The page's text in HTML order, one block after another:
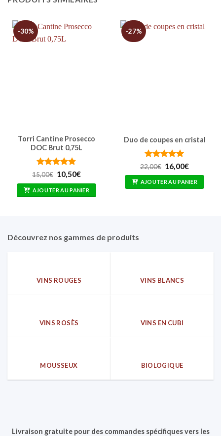
-30%
Torri Cantine Prosecco
DOC Brut 0,75L
Note 4.75
15,00€ Le
prix
initial
était :
10,50€Le
actuel
est :
AJOUTER AU PANIER
-27%
Duo de coupes en cristal
Note 5 sur
5
22,00€ Le
prix
initial
était :
16,00€Le
actuel
est :
AJOUTER AU PANIER
Découvrez nos gammes de produits
VINS ROUGES VINS BLANCS
VINS ROSÈS VINS EN CUBI
MOUSSEUX BIOLOGIQUE
Livraison gratuite pour des commandes spécifiques vers les